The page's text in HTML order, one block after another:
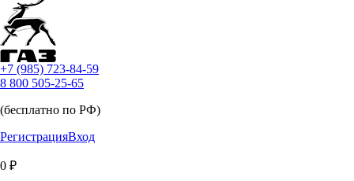
+7 (985) 723-84-59
8 800 505-25-65
(бесплатно по РФ)
РегистрацияВход
0 ₽